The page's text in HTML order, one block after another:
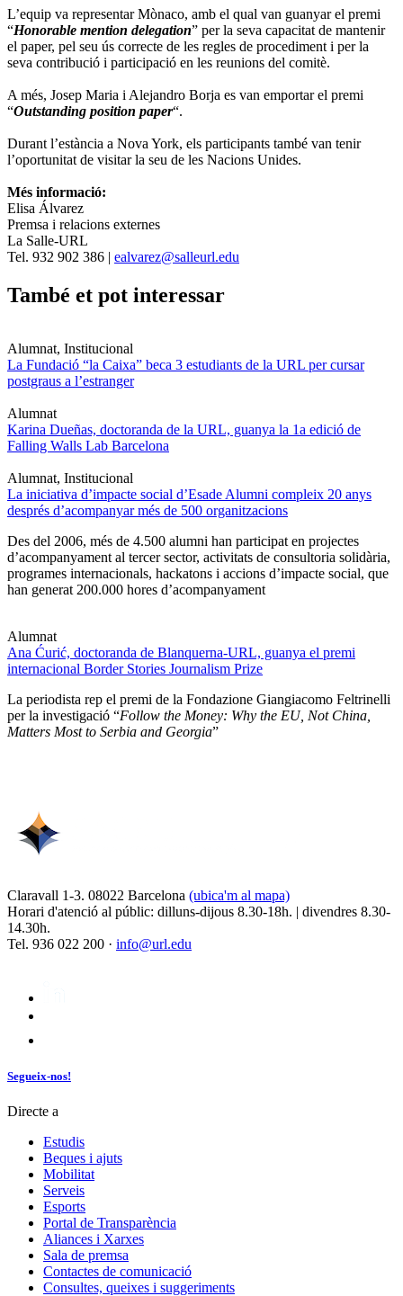
L’equip va representar Mònaco, amb el qual van guanyar el premi
“Honorable mention delegation” per la seva capacitat de mantenir
el paper, pel seu ús correcte de les regles de procediment i per la
seva contribució i participació en les reunions del comitè.
A més, Josep Maria i Alejandro Borja es van emportar el premi
“Outstanding position paper“.
Durant l’estància a Nova York, els participants també van tenir
l’oportunitat de visitar la seu de les Nacions Unides.
Més informació:
Elisa Álvarez
Premsa i relacions externes
La Salle-URL
Tel. 932 902 386 | ealvarez@salleurl.edu
També et pot interessar
Alumnat, Institucional
La Fundació “la Caixa” beca 3 estudiants de la URL per cursar
postgraus a l’estranger
Alumnat
Karina Dueñas, doctoranda de la URL, guanya la 1a edició de
Falling Walls Lab Barcelona
Alumnat, Institucional
La iniciativa d’impacte social d’Esade Alumni compleix 20 anys
després d’acompanyar més de 500 organitzacions
Des del 2006, més de 4.500 alumni han participat en projectes
d’acompanyament al tercer sector, activitats de consultoria solidària,
programes internacionals, hackatons i accions d’impacte social, que
han generat 200.000 hores d’acompanyament
Alumnat
Ana Ćurić, doctoranda de Blanquerna-URL, guanya el premi
internacional Border Stories Journalism Prize
La periodista rep el premi de la Fondazione Giangiacomo Feltrinelli
per la investigació “Follow the Money: Why the EU, Not China,
Matters Most to Serbia and Georgia”
Claravall 1-3. 08022 Barcelona (ubica'm al mapa)
Horari d'atenció al públic: dilluns-dijous 8.30-18h. | divendres 8.30-
14.30h.
Tel. 936 022 200 · info@url.edu
Segueix-nos!
Directe a
Estudis
Beques i ajuts
Mobilitat
Serveis
Esports
Portal de Transparència
Aliances i Xarxes
Sala de premsa
Contactes de comunicació
Consultes, queixes i suggeriments